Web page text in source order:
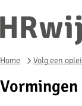
Home Volg een
Vormingen